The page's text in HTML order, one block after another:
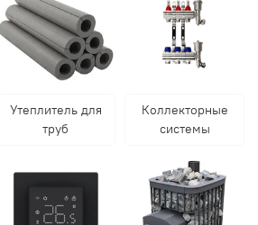
Утеплитель для
труб
Коллекторные
системы